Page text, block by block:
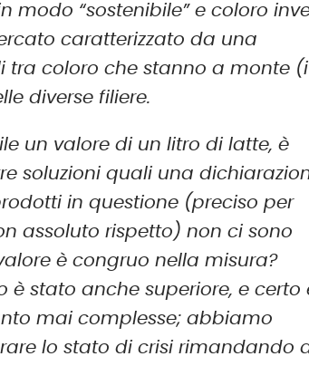
modo “sostenibile” e coloro
caratterizzato da una
tra coloro che stanno a monte (i
diverse filiere.
un valore di un litro di latte, è
soluzioni quali una
in questione (preciso per
assoluto rispetto) non ci sono
è congruo nella misura?
è stato anche superiore, e certo
mai complesse; abbiamo
lo stato di crisi rimandando